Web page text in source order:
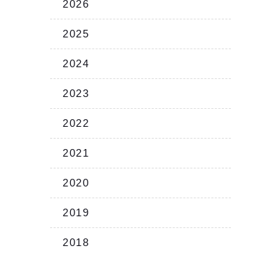
2026
2025
2024
2023
2022
2021
2020
2019
2018